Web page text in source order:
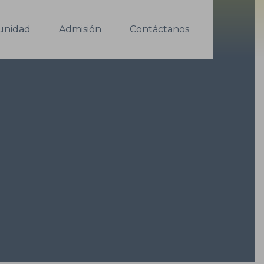
Admisión Contáctanos